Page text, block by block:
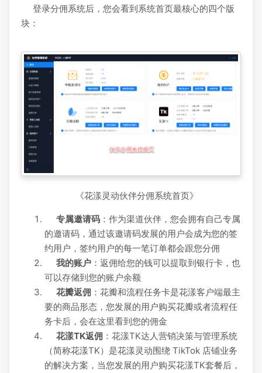
登录分佣系统后，您会看到系统首页最核心的四个版
块：
《花漾灵动伙伴分佣系统首页》
专属邀请码 ：作为渠道伙伴，您会拥有自己专属
的邀请码，通过该邀请码发展的用户会成为您的签
约用户，签约用户的每一笔订单都会跟您分佣
我的账户 ：返佣给您的钱可以提取到银行卡，也
可以存储到您的账户余额
花瓣返佣 ：花瓣和流程任务卡是花漾客户端最主
要的商品形态，您发展的用户购买花瓣或者流程任
务卡后，会在这里看到您的佣金
花漾TK返佣 ：花漾TK达人营销决策与管理系统
（简称花漾TK）是花漾灵动围绕 TikTok 店铺业务
的解决方案，当您发展的用户购买花漾TK套餐后，